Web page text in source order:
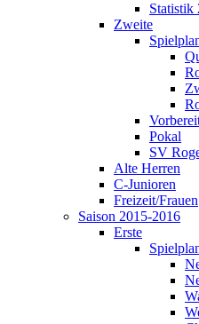
Statistik
Zweite
Pokal
SV
Alte Herren
C-Junioren
Freizeit/Frauen
Saison 2015-2016
Erste